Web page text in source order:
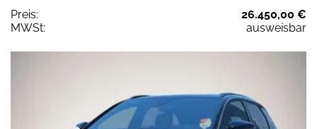
Preis:
26.450,00 €
MWSt:
ausweisbar